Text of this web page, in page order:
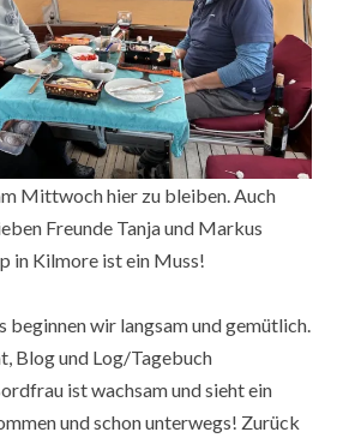
Mittwoch hier zu bleiben. Auch
Freunde Tanja und Markus
in Kilmore ist ein Muss!
wir langsam und gemütlich.
Blog und Log/Tagebuch
ist wachsam und sieht ein
und schon unterwegs! Zurück